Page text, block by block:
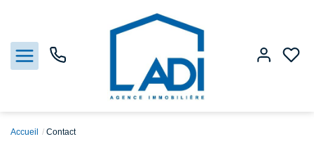
Accueil Contact